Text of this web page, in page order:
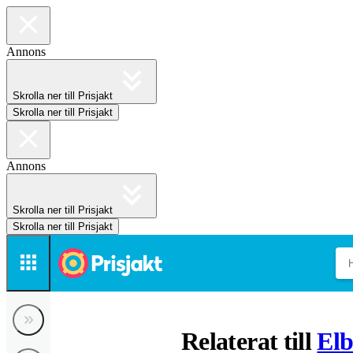
Annons
Skrolla ner till Prisjakt
Skrolla ner till Prisjakt
Annons
Skrolla ner till Prisjakt
Skrolla ner till Prisjakt
Relaterat till